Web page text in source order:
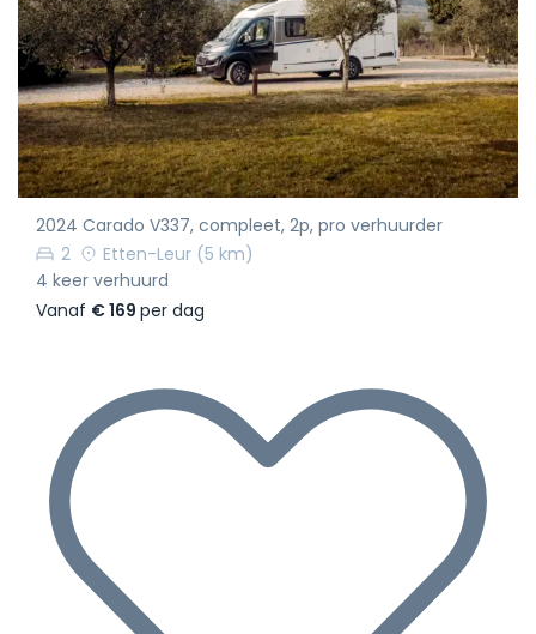
2024 Carado V337, compleet, 2p, pro verhuurder
2
Etten-Leur (5 km)
4 keer verhuurd
Vanaf € 169 per dag